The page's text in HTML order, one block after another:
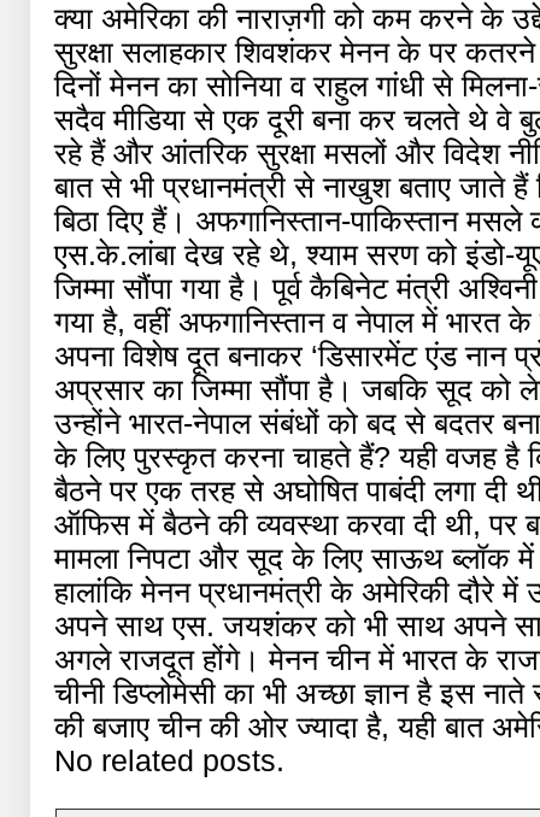
क्या अमेरिका की नाराज़गी को कम करने के
सुरक्षा सलाहकार शिवशंकर मेनन के पर
दिनों मेनन का सोनिया व राहुल गांधी से
सदैव मीडिया से एक दूरी बना कर चलते थे वे
रहे हैं और आंतरिक सुरक्षा मसलों और विदेश
बात से भी प्रधानमंत्री से नाखुश बताए जाते हैं
बिठा दिए हैं। अफगानिस्तान-पाकिस्तान
एस.के.लांबा देख रहे थे, श्याम सरण को इंडो-
जिम्मा सौंपा गया है। पूर्व कैबिनेट मंत्री
गया है, वहीं अफगानिस्तान व नेपाल में
अपना विशेष दूत बनाकर ‘डिसारमेंट एंड नान
अप्रसार का जिम्मा सौंपा है। जबकि सूद को
उन्होंने भारत-नेपाल संबंधों को बद से बदतर
के लिए पुरस्कृत करना चाहते हैं? यही वजह
बैठने पर एक तरह से अघोषित पाबंदी लगा
ऑफिस में बैठने की व्यवस्था करवा दी थी, पर
मामला निपटा और सूद के लिए साऊथ ब्लॉक
हालांकि मेनन प्रधानमंत्री के अमेरिकी दौरे
अपने साथ एस. जयशंकर को भी साथ अपने
अगले राजदूत होंगे। मेनन चीन में भारत के
चीनी डिप्लोमेसी का भी अच्छा ज्ञान है इस
की बजाए चीन की ओर ज्यादा है, यही बात
No related posts.